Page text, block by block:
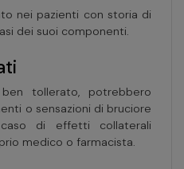
nei pazienti con storia di
dei suoi componenti.
tollerato, potrebbero
o sensazioni di bruciore
di effetti collaterali
medico o farmacista.